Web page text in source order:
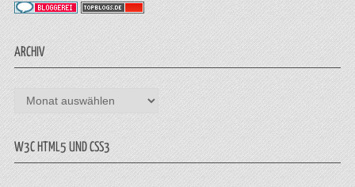
ARCHIV
Archiv
W3C HTML5 UND CSS3